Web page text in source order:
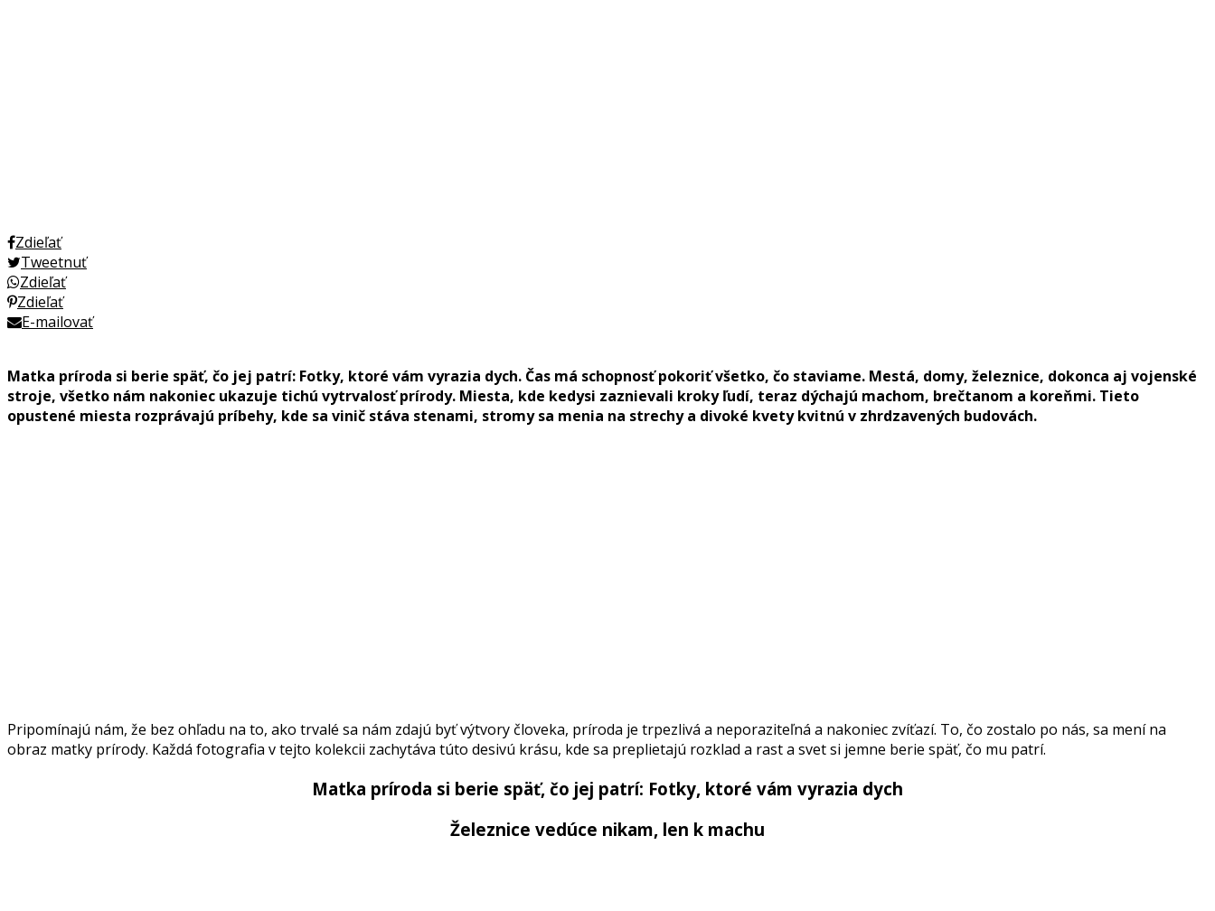
Zdieľať
Tweetnuť
Zdieľať
Zdieľať
E-mailovať
Matka príroda si berie späť, čo jej patrí: Fotky, ktoré vám vyrazia dych. Čas má schopnosť pokoriť všetko, čo staviame. Mestá, domy, železnice, dokonca aj vojenské
stroje, všetko nám nakoniec ukazuje tichú vytrvalosť prírody. Miesta, kde kedysi zaznievali kroky ľudí, teraz dýchajú machom, brečtanom a koreňmi. Tieto
opustené miesta rozprávajú príbehy, kde sa vinič stáva stenami, stromy sa menia na strechy a divoké kvety kvitnú v zhrdzavených budovách.
Pripomínajú nám, že bez ohľadu na to, ako trvalé sa nám zdajú byť výtvory človeka, príroda je trpezlivá a neporaziteľná a nakoniec zvíťazí. To, čo zostalo po nás, sa mení na
obraz matky prírody. Každá fotografia v tejto kolekcii zachytáva túto desivú krásu, kde sa preplietajú rozklad a rast a svet si jemne berie späť, čo mu patrí.
Matka príroda si berie späť, čo jej patrí: Fotky, ktoré vám vyrazia dych
Železnice vedúce nikam, len k machu